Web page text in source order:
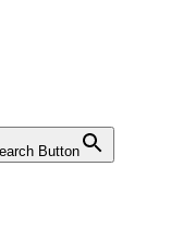
Button